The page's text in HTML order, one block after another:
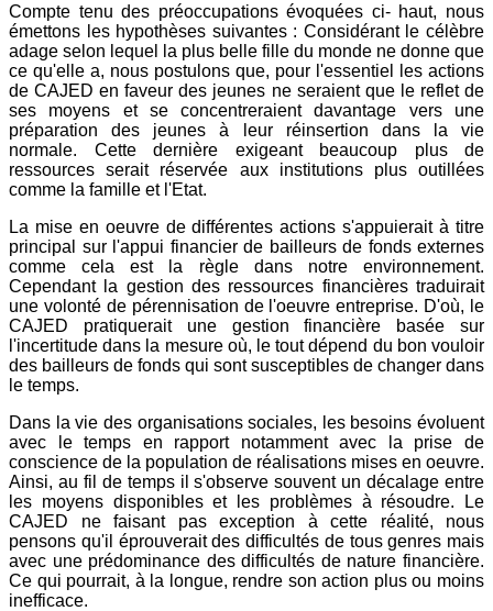
Compte tenu des préoccupations évoquées ci- haut, nous
émettons les hypothèses suivantes : Considérant le célèbre
adage selon lequel la plus belle fille du monde ne donne que
ce qu'elle a, nous postulons que, pour l'essentiel les actions
de CAJED en faveur des jeunes ne seraient que le reflet de
ses moyens et se concentreraient davantage vers une
préparation des jeunes à leur réinsertion dans la vie
normale. Cette dernière exigeant beaucoup plus de
ressources serait réservée aux institutions plus outillées
comme la famille et l'Etat.
La mise en oeuvre de différentes actions s'appuierait à titre
principal sur l'appui financier de bailleurs de fonds externes
comme cela est la règle dans notre environnement.
Cependant la gestion des ressources financières traduirait
une volonté de pérennisation de l'oeuvre entreprise. D'où, le
CAJED pratiquerait une gestion financière basée sur
l'incertitude dans la mesure où, le tout dépend du bon vouloir
des bailleurs de fonds qui sont susceptibles de changer dans
le temps.
Dans la vie des organisations sociales, les besoins évoluent
avec le temps en rapport notamment avec la prise de
conscience de la population de réalisations mises en oeuvre.
Ainsi, au fil de temps il s'observe souvent un décalage entre
les moyens disponibles et les problèmes à résoudre. Le
CAJED ne faisant pas exception à cette réalité, nous
pensons qu'il éprouverait des difficultés de tous genres mais
avec une prédominance des difficultés de nature financière.
Ce qui pourrait, à la longue, rendre son action plus ou moins
inefficace.